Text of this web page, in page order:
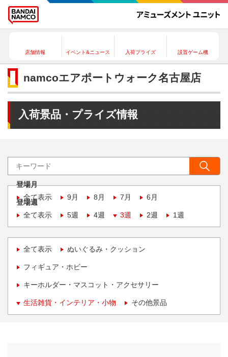
店舗情報 イベント&ニュース 入荷プライズ 設置ゲーム機
namcoエアポートウォーク名古屋店
入荷景品・プライズ情報
登場月
全て表示
9月 8月 7月 6月
登場週
全て表示
5週 4週 3週 2週 1週
全て表示 ぬいぐるみ・クッション
フィギュア・ホビー
キーホルダー・マスコット・アクセサリー
生活雑貨・インテリア・小物 その他景品